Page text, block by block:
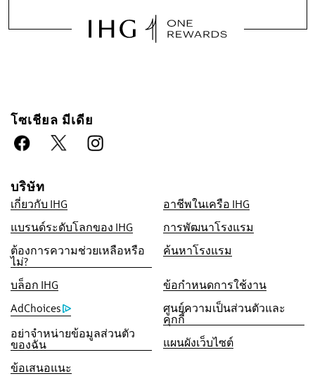
โซเชียล มีเดีย
บริษัท
เกี่ยวกับ IHG
อาชีพในเครือ IHG
แบรนด์ระดับโลกของ IHG
การพัฒนาโรงแรม
ต้องการความช่วยเหลือหรือ
ไม่?
ค้นหาโรงแรม
บล็อก IHG
ข้อกำหนดการใช้งาน
AdChoices
ศูนย์ความเป็นส่วนตัวและ
คุกกี้
อย่าจำหน่ายข้อมูลส่วนตัว
ของฉัน
แผนผังเว็บไซต์
ข้อเสนอแนะ
สิทธิประโชน์เมื่อจองกับเรา
การรับประกันห้องพักราคาดีที่สุด
เราสัญญาว่าคุณจะได้รับราคาต่ำที่สุดทาง
ออนไลน์ มิฉะนั้น เราจะปรับให้ตรงกับราคาที่ถูก
กว่า พร้อมให้คะแนน IHG® One Rewards แก่
คุณถึงห้าเท่า สูงสุด 40,000 คะแ
รับประกันการจองทางออนไลน์
รับประกันห้องพักของคุณแล้ว
ไม่มีค่าธรรมเนียมการจอง!